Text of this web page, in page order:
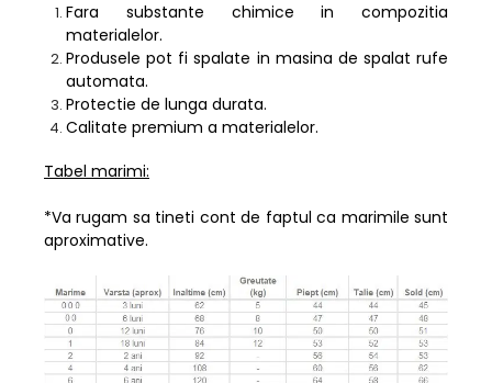
Fara substante chimice in compozitia
materialelor.
Produsele pot fi spalate in masina de spalat rufe
automata.
Protectie de lunga durata.
Calitate premium a materialelor.
Tabel marimi:
*Va rugam sa tineti cont de faptul ca marimile sunt
aproximative.